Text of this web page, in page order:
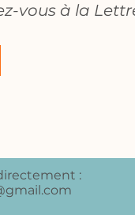
vous à la
: